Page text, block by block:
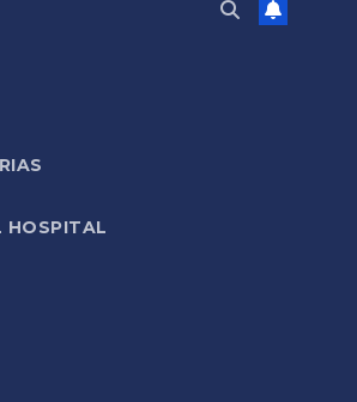
HOSPITAL